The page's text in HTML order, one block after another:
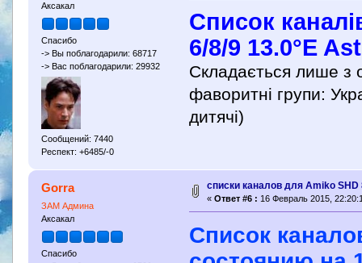
Аксакал
Спасибо
-> Вы поблагодарили: 68717
-> Вас поблагодарили: 29932
Сообщений: 7440
Респект: +6485/-0
Список
6/8/9 13.0°E
Складається лише з
фаворитні групи:
дитячі)
Gorra
ЗАМ Админа
Аксакал
Спасибо
списки каналов для Amiko SHD
« Ответ #6 : 16 Февраль 2015,
Список